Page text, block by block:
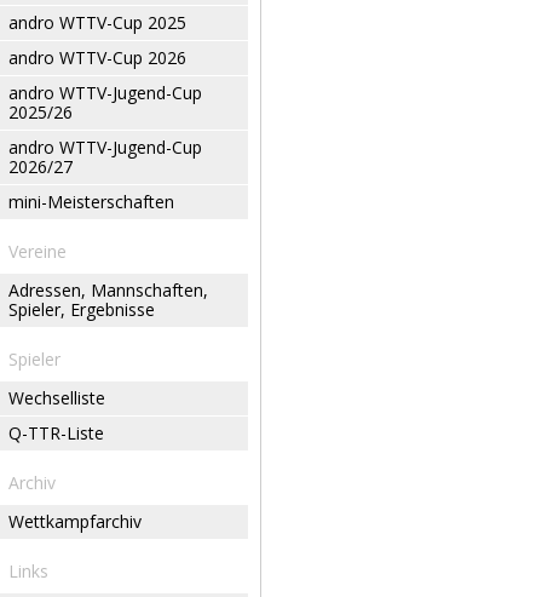
andro WTTV-Cup 2025
andro WTTV-Cup 2026
andro WTTV-Jugend-Cup
2025/26
andro WTTV-Jugend-Cup
2026/27
mini-Meisterschaften
Vereine
Adressen, Mannschaften,
Spieler, Ergebnisse
Spieler
Wechselliste
Q-TTR-Liste
Archiv
Wettkampfarchiv
Links